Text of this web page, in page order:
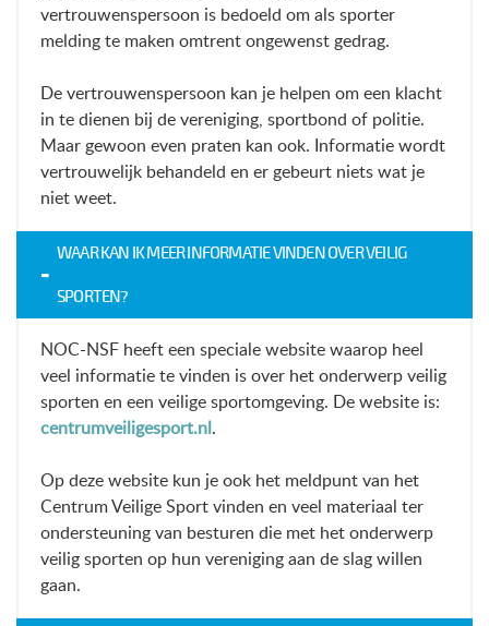
vertrouwenspersoon is bedoeld om als sporter
melding te maken omtrent ongewenst gedrag.
De vertrouwenspersoon kan je helpen om een klacht
in te dienen bij de vereniging, sportbond of politie.
Maar gewoon even praten kan ook. Informatie wordt
vertrouwelijk behandeld en er gebeurt niets wat je
niet weet.
WAAR KAN IK MEER INFORMATIE VINDEN OVER VEILIG
SPORTEN?
NOC-NSF heeft een speciale website waarop heel
veel informatie te vinden is over het onderwerp veilig
sporten en een veilige sportomgeving. De website is:
centrumveiligesport.nl .
Op deze website kun je ook het meldpunt van het
Centrum Veilige Sport vinden en veel materiaal ter
ondersteuning van besturen die met het onderwerp
veilig sporten op hun vereniging aan de slag willen
gaan.